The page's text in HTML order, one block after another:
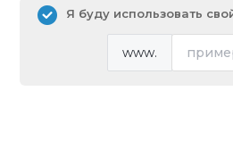
Я буду использовать
www.